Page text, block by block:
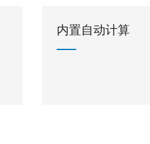
内置自动计算